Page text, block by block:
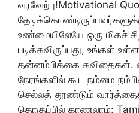
வரவேற்பு!Motivational
உண்மையிலேயே ஒரு மிகச்
படிக்கவிருப்பது, உங்கள்
தன்னம்பிக்கை கவிதைகள்.
நேரங்களில் கூட நம்மை
செல்லத் தூண்டும்
தொகுப்பில் காணலாம்: